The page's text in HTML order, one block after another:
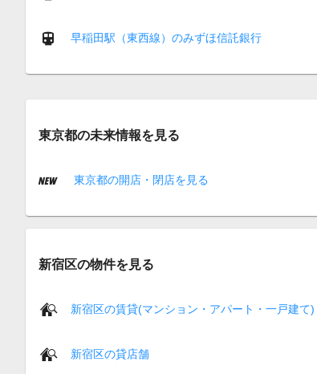
早稲田駅（東西線）のみずほ信託銀行
東京都の未来情報を見る
東京都の開店・閉店を見る
新宿区の物件を見る
新宿区の賃貸(マンション・アパート・一戸建て)
新宿区の貸店舗